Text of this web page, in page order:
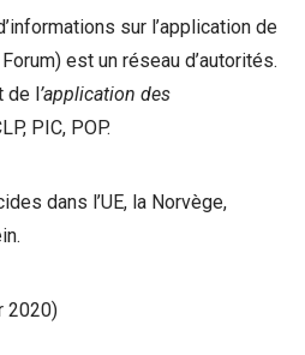
sur l’application de
est un réseau d’autorités.
l ’application des
PIC, POP.
dans l’UE, la Norvège,
2020)